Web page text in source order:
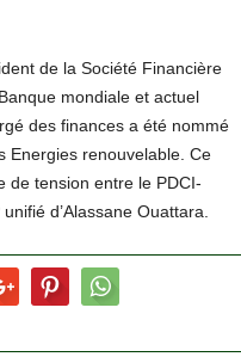
de la Société Financière
mondiale et actuel
des finances a été nommé
Energies renouvelable. Ce
de tension entre le PDCI-
d’Alassane Ouattara.